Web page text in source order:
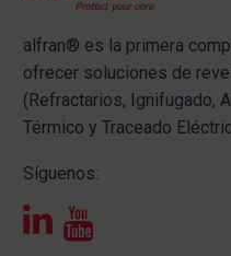
alfran® es la primera
ofrecer soluciones de
(Refractarios, Ignifugado,
Térmico y Traceado
Síguenos: